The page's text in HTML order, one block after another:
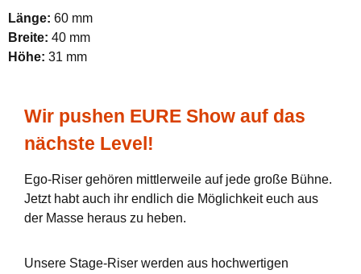
Länge: 60 mm
Breite: 40 mm
Höhe: 31 mm
Wir pushen EURE Show auf das
nächste Level!
Ego-Riser gehören mittlerweile auf jede große Bühne.
Jetzt habt auch ihr endlich die Möglichkeit euch aus
der Masse heraus zu heben.
Unsere Stage-Riser werden aus hochwertigen